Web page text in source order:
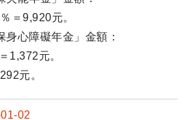
＝9,920元。
心障礙年金」金額：
1,372元。
元。
02